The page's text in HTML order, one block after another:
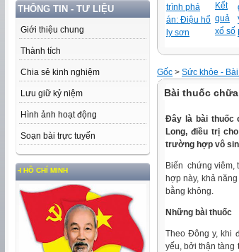
THÔNG TIN - TƯ LIỆU
Giới thiệu chung
Thành tích
Chia sẻ kinh nghiệm
Lưu giữ kỷ niệm
Hình ảnh hoạt động
Soạn bài trực tuyến
CHÍ MINH
trình phá
án: Điệu hổ
ly sơn
Kết
quả
xổ số
Gốc > Sức khỏe -
Bài thuốc
Đây là bài thuốc
Long, điều trị
trường hợp vô
Biến chứng viêm,
hợp này, khả
bằng không.
Những bài thuốc
Theo Đông y, khi
yếu, bởi thận tàng